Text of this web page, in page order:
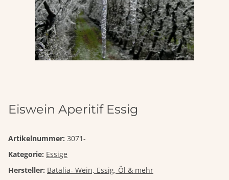
Eiswein Aperitif Essig
Artikelnummer: 3071-
Kategorie: Essige
Hersteller: Batalia- Wein, Essig, Öl & mehr